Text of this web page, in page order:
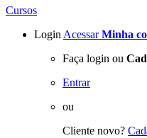
Cursos
Login Acessar Minha
Faça login ou
Entrar
ou
Cliente novo?